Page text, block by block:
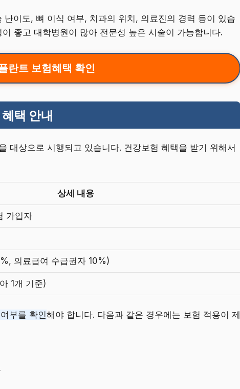
난이도, 뼈 이식 여부, 치과의 위치, 의료진의 경력 등이 있습
좋고 대학병원이 많아 전문성 높은 시술이 가능합니다.
란트 보험혜택 확인
택 안내
대상으로 시행되고 있습니다. 건강보험 혜택을 받기 위해서
상세 내용
가입자
의료급여 수급권자 10%)
1개 기준)
부를 확인해야 합니다. 다음과 같은 경우에는 보험 적용이 제